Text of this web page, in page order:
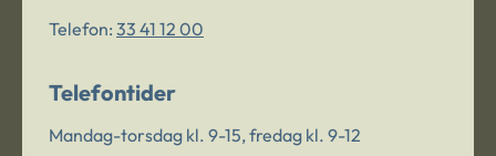
Telefon: 33 41 12 00
Telefontider
Mandag-torsdag kl. 9-15, fredag kl. 9-12